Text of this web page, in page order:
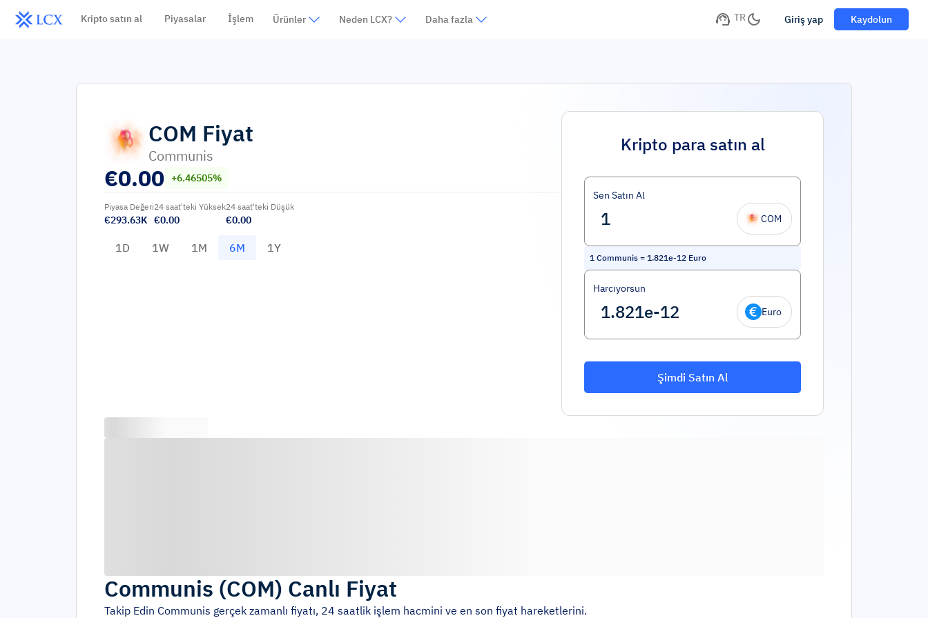
Kripto satın al Piyasalar İşlem Ürünler Neden LCX? Daha fazla TR Giriş yap Kaydolun
COM Fiyat
Communis
€0.00 +6.46505%
Piyasa Değeri
€293.63K
24 saat'teki Yüksek
€0.00
24 saat'teki Düşük
€0.00
1D 1W 1M 6M 1Y
Kripto para satın al
Sen Satın Al
COM
1 Communis = 1.821e-12 Euro
Harcıyorsun
Euro
Şimdi Satın Al
Communis (COM) Canlı Fiyat
Takip Edin Communis gerçek zamanlı fiyatı, 24 saatlik işlem hacmini ve en son fiyat hareketlerini.